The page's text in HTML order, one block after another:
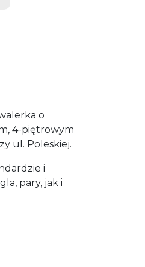
o
4-piętrowym
ul. Poleskiej.
i
pary, jak i